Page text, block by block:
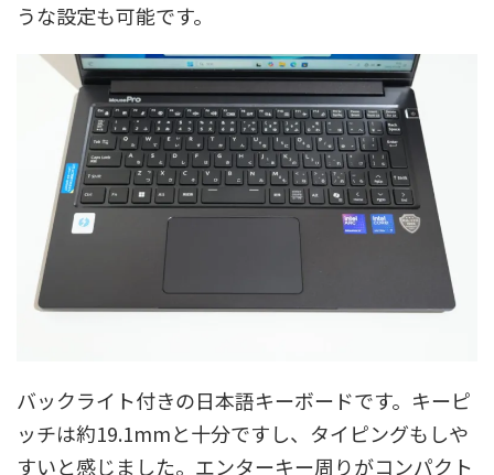
うな設定も可能です。
バックライト付きの日本語キーボードです。キーピ
ッチは約19.1mmと十分ですし、タイピングもしや
すいと感じました。エンターキー周りがコンパクト